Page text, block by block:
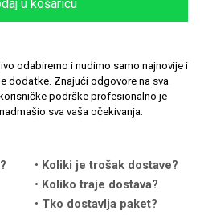
u košaricu
odabiremo i nudimo samo najnovije i
dodatke. Znajući odgovore na sva
podrške profesionalno je
sva vaša očekivanja.
Koliki je trošak dostave?
Koliko traje dostava?
Tko dostavlja paket?
I Need Some Space